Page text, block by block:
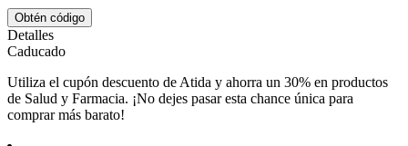
Obtén código
Detalles
Caducado
Utiliza el cupón descuento de Atida y ahorra un 30% en productos
de Salud y Farmacia. ¡No dejes pasar esta chance única para
comprar más barato!